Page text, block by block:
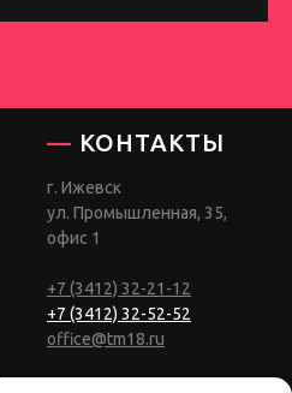
— КОНТАКТЫ
г. Ижевск
ул. Промышленная, 35,
офис 1
+7 (3412) 32-21-12
+7 (3412) 32-52-52
office@tm18.ru